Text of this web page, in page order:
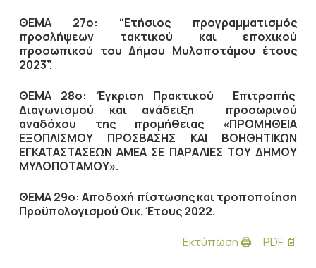
ΘΕΜΑ 27ο: “Ετήσιος προγραμματισμός
προσλήψεων τακτικού και εποχικού
προσωπικού του Δήμου Μυλοποτάμου έτους
2023”.
ΘΕΜΑ 28ο: Έγκριση Πρακτικού Επιτροπής
Διαγωνισμού και ανάδειξη προσωρινού
αναδόχου της προμήθειας «ΠΡΟΜΗΘΕΙΑ
ΕΞΟΠΛΙΣΜΟΥ ΠΡΟΣΒΑΣΗΣ ΚΑΙ ΒΟΗΘΗΤΙΚΩΝ
ΕΓΚΑΤΑΣΤΑΣΕΩΝ ΑΜΕΑ ΣΕ ΠΑΡΑΛΙΕΣ ΤΟΥ ΔΗΜΟΥ
ΜΥΛΟΠΟΤΑΜΟΥ».
ΘΕΜΑ 29ο: Αποδοχή πίστωσης και τροποποίηση
Προϋπολογισμού Οικ. Έτους 2022.
Εκτύπωση 🖨
PDF 📄